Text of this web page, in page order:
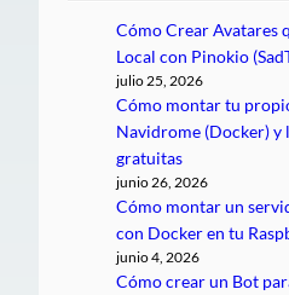
Cómo Crear Avatares
Local con Pinokio
julio 25, 2026
Cómo montar tu
Navidrome (Docker) y
gratuitas
junio 26, 2026
Cómo montar un
con Docker en tu
junio 4, 2026
Cómo crear un Bot